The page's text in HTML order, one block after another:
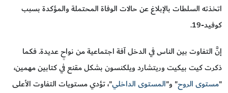
اتخذته السلطات بالإبلاغ عن حالات الوفاة المحتملة والمؤكدة بسبب
كوفيد-19.
إنَّ التفاوت بين الناس في الدخل آفة اجتماعية من نواحٍ عديدة. فكما
ذكرت كيت بيكيت وريتشارد ويلكنسون بشكل مقنع في كتابين مهمين،
"مستوى الروح" و"المستوى الداخلي"، تؤدي مستويات التفاوت الأعلى